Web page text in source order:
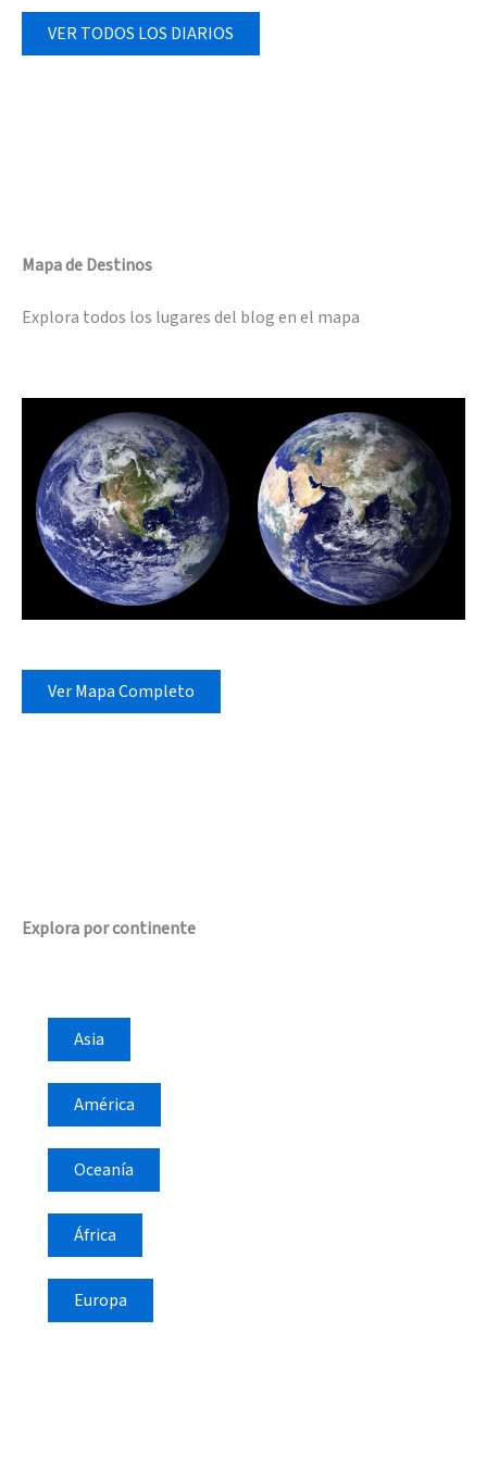
VER TODOS LOS DIARIOS
Mapa de Destinos
Explora todos los lugares del blog en el mapa
Ver Mapa Completo
Explora por continente
Asia
América
Oceanía
África
Europa